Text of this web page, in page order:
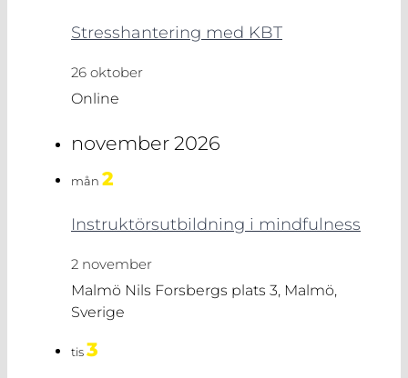
Stresshantering med KBT
26 oktober
Online
november 2026
mån 2
Instruktörsutbildning i mindfulness
2 november
Malmö Nils Forsbergs plats 3, Malmö,
Sverige
tis3